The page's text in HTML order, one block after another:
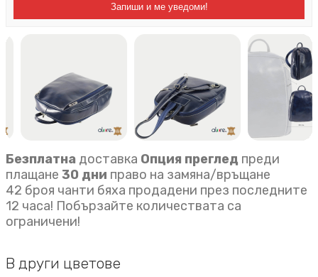
Запиши и ме уведоми!
Безплатна доставка Опция преглед преди
плащане 30 дни право на замяна/връщане
42 броя чанти бяха продадени през последните
12 часа! Побързайте количествата са
ограничени!
В други цветове